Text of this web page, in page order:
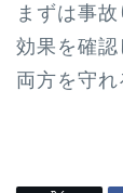
まずは事
効果を確
両方を守れ